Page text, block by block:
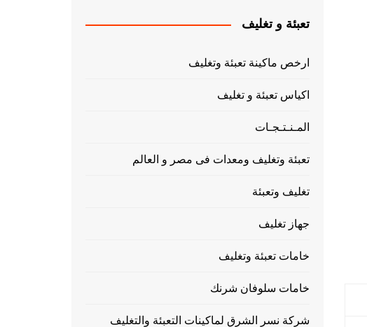
تعبئة و تغليف
ارخص ماكينة تعبئة وتغليف
اكياس تعبئة و تغليف
المـنـتـجـات
تعبئة وتغليف ومعدات فى مصر و العالم
تغليف وتعبئة
جهاز تغليف
خامات تعبئة وتغليف
خامات سلوفان شرنك
شركة نسر الشرق لماكينات التعبئة والتغليف